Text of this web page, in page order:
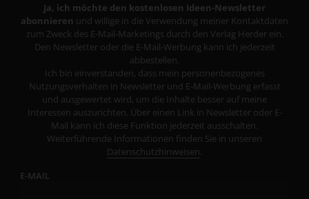
Ja, ich möchte den kostenlosen Ideen-Newsletter
abonnieren und willige in die Verwendung meiner Kontaktdaten
zum Zweck des E-Mail-Marketings durch den Verlag Herder ein.
Den Newsletter oder die E-Mail-Werbung kann ich jederzeit
abbestellen.
Ich bin einverstanden, dass mein personenbezogenes
Nutzungsverhalten in Newsletter und E-Mail-Werbung erfasst
und ausgewertet wird, um die Inhalte besser auf meine
Interessen auszurichten. Über einen Link in Newsletter oder E-
Mail kann ich diese Funktion jederzeit ausschalten.
Weiterführende Informationen finden Sie in unseren
Datenschutzhinweisen
E-MAIL